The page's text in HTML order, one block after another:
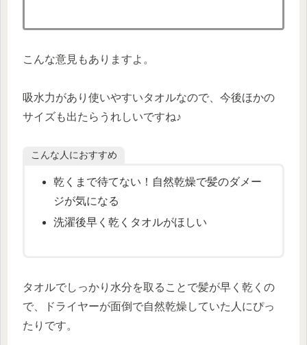
こんな意見もありますよ。
吸水力があり使いやすいタオルなので、今後ほかの
サイズも出たらうれしいですね♪
こんな人におすすめ
乾くまで待てない！自然乾燥で髪のダメー
ジが気になる
洗濯後早く乾くタオルがほしい
タオルでしっかり水分を取ることで髪が早く乾くの
で、ドライヤーが面倒で自然乾燥していた人にぴっ
たりです。